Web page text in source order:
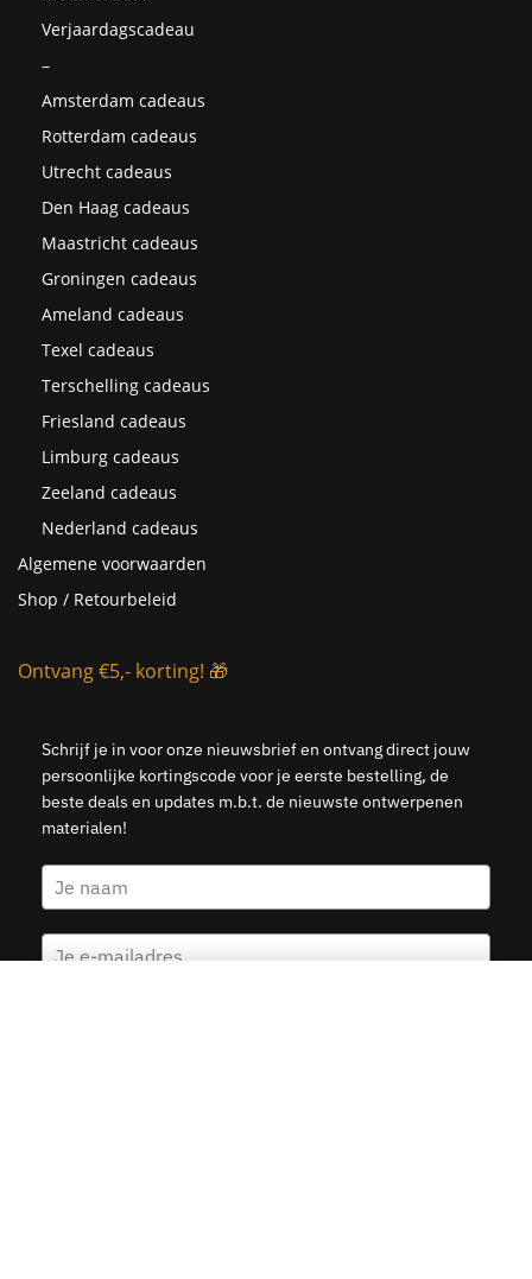
Verjaardagscadeau
–
Amsterdam cadeaus
Rotterdam cadeaus
Utrecht cadeaus
Den Haag cadeaus
Maastricht cadeaus
Groningen cadeaus
Ameland cadeaus
Texel cadeaus
Terschelling cadeaus
Friesland cadeaus
Limburg cadeaus
Zeeland cadeaus
Nederland cadeaus
Algemene voorwaarden
Shop / Retourbeleid
Ontvang €5,- korting! 🎁
Schrijf je in voor onze nieuwsbrief en ontvang direct jouw
persoonlijke kortingscode voor je eerste bestelling, de
beste deals en updates m.b.t. de nieuwste ontwerpenen
materialen!